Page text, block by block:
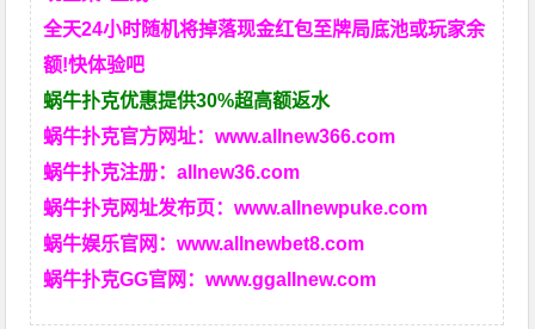
全天24小时随机将掉落现金红包至牌局底池或玩家余
额!快体验吧
蜗牛扑克优惠提供30%超高额返水
蜗牛扑克官方网址：www.allnew366.com
蜗牛扑克注册：allnew36.com
蜗牛扑克网址发布页：www.allnewpuke.com
蜗牛娱乐官网：www.allnewbet8.com
蜗牛扑克GG官网：www.ggallnew.com